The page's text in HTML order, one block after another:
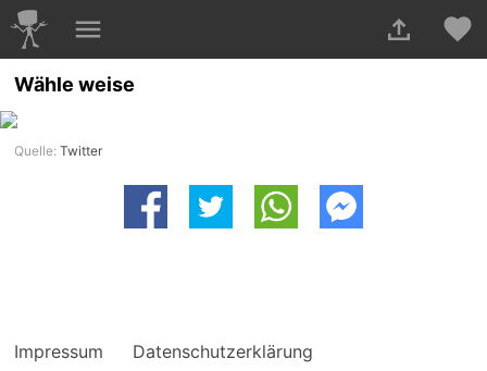
Wähle weise
Quelle:Twitter
Impressum Datenschutzerklärung